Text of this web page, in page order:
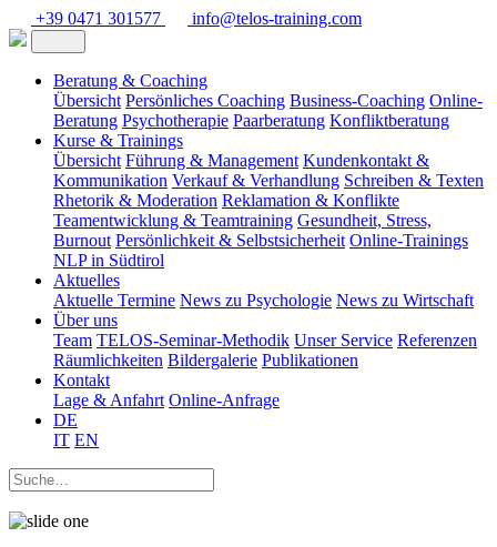
+39 0471 301577 info@telos-training.com
Beratung & Coaching
Übersicht Persönliches Coaching Business-Coaching Online-
Beratung Psychotherapie Paarberatung Konfliktberatung
Kurse & Trainings
Übersicht Führung & Management Kundenkontakt &
Kommunikation Verkauf & Verhandlung Schreiben & Texten
Rhetorik & Moderation Reklamation & Konflikte
Teamentwicklung & Teamtraining Gesundheit, Stress,
Burnout Persönlichkeit & Selbstsicherheit Online-Trainings
NLP in Südtirol
Aktuelles
Aktuelle Termine News zu Psychologie News zu Wirtschaft
Über uns
Team TELOS-Seminar-Methodik Unser Service Referenzen
Räumlichkeiten Bildergalerie Publikationen
Kontakt
Lage & Anfahrt Online-Anfrage
DE
IT EN